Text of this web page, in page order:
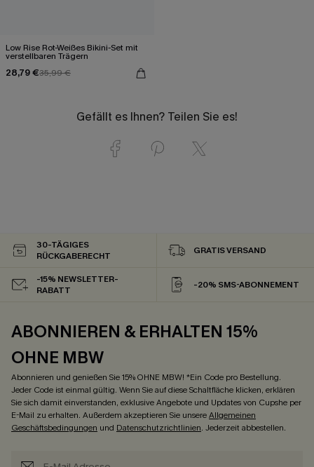
Low Rise Rot-Weißes Bikini-Set mit
verstellbaren Trägern
28,79 €35,99 €
Gefällt es Ihnen? Teilen Sie es!
30-TÄGIGES
RÜCKGABERECHT
GRATIS VERSAND
-15% NEWSLETTER-
RABATT
-20% SMS-ABONNEMENT
ABONNIEREN & ERHALTEN 15%
OHNE MBW
Abonnieren und genießen Sie 15% OHNE MBW! *Ein Code pro Bestellung.
Jeder Code ist einmal gültig. Wenn Sie auf diese Schaltfläche klicken, erklären
Sie sich damit einverstanden, exklusive Angebote und Updates von Cupshe per
E-Mail zu erhalten. Außerdem akzeptieren Sie unsereAllgemeinen
Geschäftsbedingungen und Datenschutzrichtlinien. Jederzeit abbestellen.